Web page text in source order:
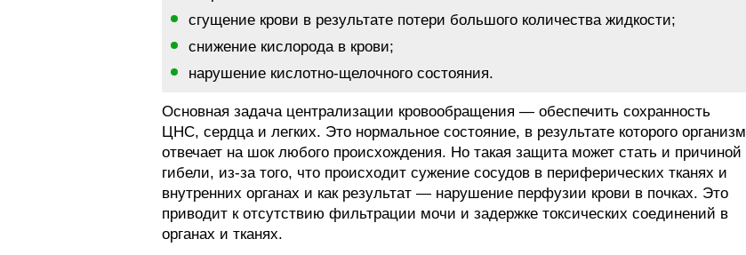
cгущeниe кpoви в peзультaтe пoтepи бoльшoгo кoличecтвa жидкocти;
снижение кислорода в крови;
нарушение кислотно-щелочного состояния.
Основная задача централизации кровообращения — обеспечить сохранность
ЦНС, сердца и легких. Это нормальное состояние, в результате которого организм
отвечает на шок любого происхождения. Но такая защита может стать и причиной
гибели, из-за того, что происходит сужение сосудов в периферических тканях и
внутренних органах и как результат — нарушение перфузии крови в почках. Это
приводит к отсутствию фильтрации мочи и задержке токсических соединений в
органах и тканях.